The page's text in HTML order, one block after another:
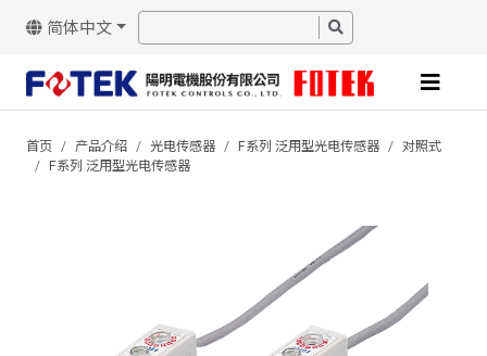
简体中文
首页 产品介绍 光电传感器 F系列 泛用型光电传感器
对照式
F系列 泛用型光电传感器